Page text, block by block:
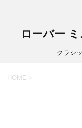
ローバー
クラシ
HOME >